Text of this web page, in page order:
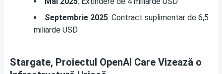
Septembrie 2025: Contract suplimentar de 6,5
miliarde USD
Stargate, Proiectul OpenAI Care Vizează o